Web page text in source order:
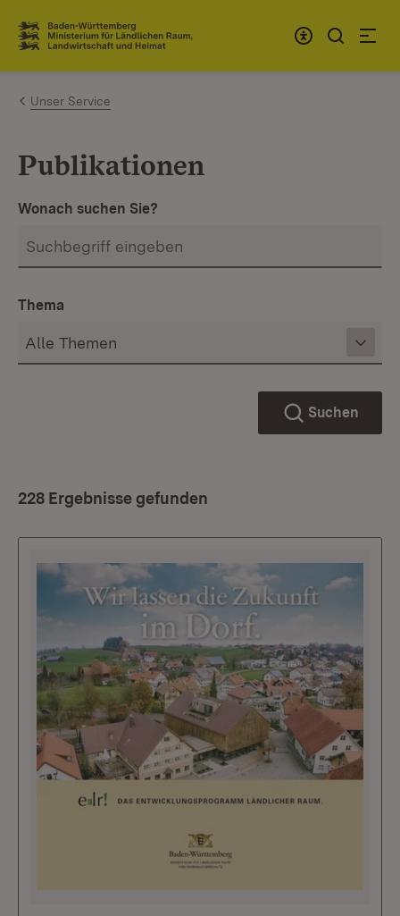
Zum Inhalt springen
Link zur Startseite
Unser Service
Publikationen
Wonach suchen Sie?
Thema
Suchen
228 Ergebnisse gefunden